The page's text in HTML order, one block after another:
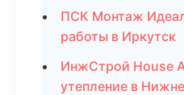
ПСК Монтаж
работы в Иркутск
ИнжСтрой House
утепление в